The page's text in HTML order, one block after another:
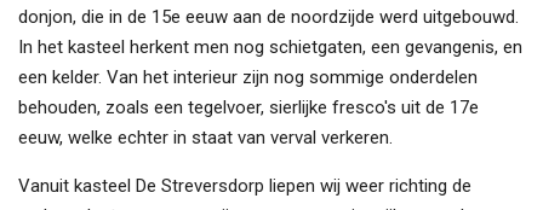
donjon, die in de 15e eeuw aan de noordzijde werd uitgebouwd.
In het kasteel herkent men nog schietgaten, een gevangenis, en
een kelder. Van het interieur zijn nog sommige onderdelen
behouden, zoals een tegelvoer, sierlijke fresco's uit de 17e
eeuw, welke echter in staat van verval verkeren.
Vanuit kasteel De Streversdorp liepen wij weer richting de